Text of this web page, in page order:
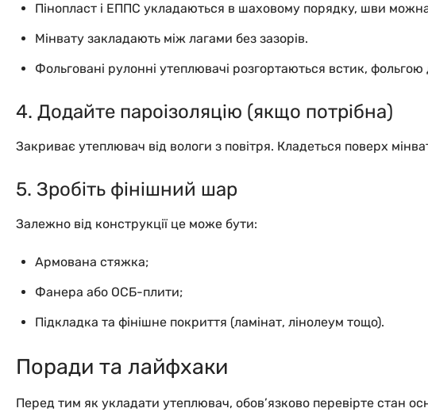
Пінопласт і ЕППС укладаються в шаховому порядку, шви
Мінвату закладають між лагами без зазорів.
Фольговані рулонні утеплювачі розгортаються встик,
4. Додайте пароізоляцію (якщо потрібна)
Закриває утеплювач від вологи з повітря. Кладеться поверх
5. Зробіть фінішний шар
Залежно від конструкції це може бути:
Армована стяжка;
Фанера або ОСБ-плити;
Підкладка та фінішне покриття (ламінат, лінолеум тощо).
Поради та лайфхаки
Перед тим як укладати утеплювач, обов’язково перевірте стан